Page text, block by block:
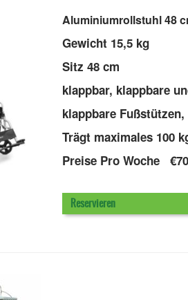
Aluminiumrollstuhl 48
Gewicht 15,5 kg
Sitz 48 cm
klappbar, klappbare
klappbare
Trägt maximales 100
Preise Pro Woche €70
Reservieren